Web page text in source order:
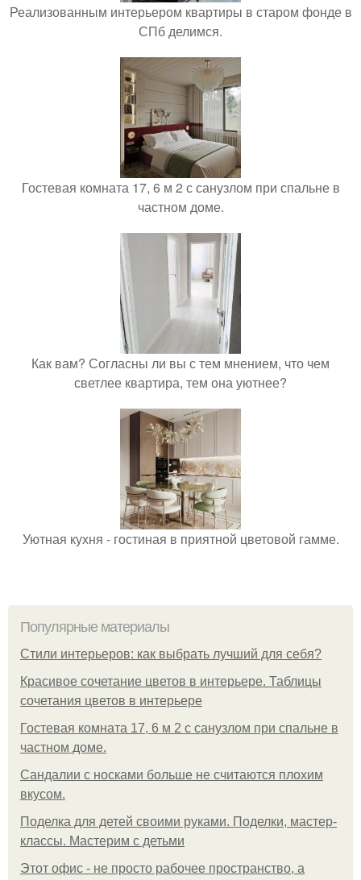
Реализованным интерьером квартиры в старом фонде в
СПб делимся.
Гостевая комната 17, 6 м 2 с санузлом при спальне в
частном доме.
Как вам? Согласны ли вы с тем мнением, что чем
светлее квартира, тем она уютнее?
Уютная кухня - гостиная в приятной цветовой гамме.
Популярные материалы
Стили интерьеров: как выбрать лучший для себя?
Красивое сочетание цветов в интерьере. Таблицы
сочетания цветов в интерьере
Гостевая комната 17, 6 м 2 с санузлом при спальне в
частном доме.
Сандалии с носками больше не считаются плохим
вкусом.
Поделка для детей своими руками. Поделки, мастер-
классы. Мастерим с детьми
Этот офис - не просто рабочее пространство, а